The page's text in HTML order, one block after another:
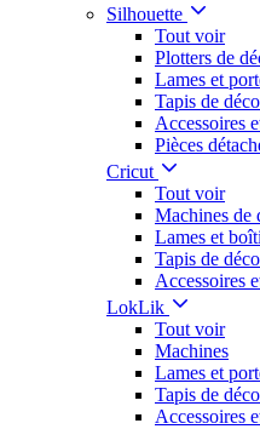
Silhouette
Tout voir
Plotters de
Lames et
Tapis de
Accessoires
Pièces
Cricut
Tout voir
Machines de
Lames et
Tapis de
Accessoires
LokLik
Tout voir
Machines
Lames et
Tapis de
Accessoires